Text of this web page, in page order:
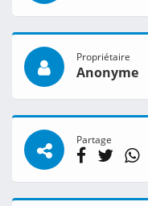
Propriétaire
Anonyme
Partage